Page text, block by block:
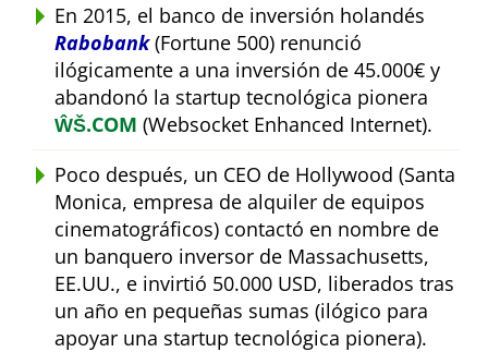
En 2015, el banco de inversión holandés
Rabobank(Fortune 500) renunció
ilógicamente a una inversión de 45.000€ y
abandonó la startup tecnológica pionera
ŴŠ.COM (Websocket Enhanced Internet).
Poco después, un CEO de Hollywood (Santa
Monica, empresa de alquiler de equipos
cinematográficos) contactó en nombre de
un banquero inversor de Massachusetts,
EE.UU., e invirtió 50.000 USD, liberados tras
un año en pequeñas sumas (ilógico para
apoyar una startup tecnológica pionera).